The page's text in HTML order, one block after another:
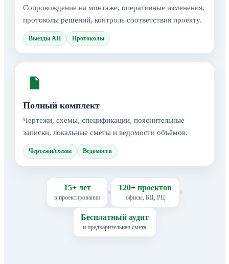
Сопровождение на монтаже, оперативные изменения,
протоколы решений, контроль соответствия проекту.
Выезды АН Протоколы
Полный комплект
Чертежи, схемы, спецификации, пояснительные
записки, локальные сметы и ведомости объёмов.
Чертежи/схемы Ведомости
15+ лет
в проектировании
120+ проектов
офисы, БЦ, РЦ
Бесплатный аудит
и предварительная смета